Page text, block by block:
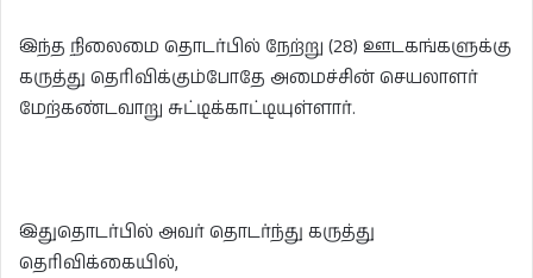
இந்த நிலைமை தொடர்பில் நேற்று (28) ஊடகங்களுக்கு
கருத்து தெரிவிக்கும்போதே அமைச்சின் செயலாளர்
மேற்கண்டவாறு சுட்டிக்காட்டியுள்ளார்.
இதுதொடர்பில் அவர் தொடர்ந்து கருத்து
தெரிவிக்கையில்,